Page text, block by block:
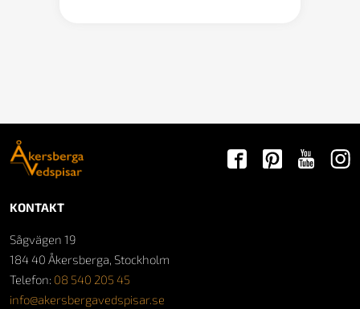
KONTAKT
Sågvägen 19
184 40 Åkersberga, Stockholm
Telefon: 08 540 205 45
info@akersbergavedspisar.se